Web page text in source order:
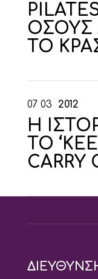
ΟΣΟΥΣ
ΤΟ
07 03 2012
H
ΤΟ
CARRY